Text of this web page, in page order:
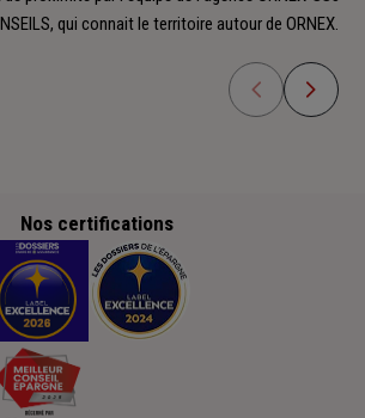
qui connait le territoire autour de ORNEX.
Nos certifications